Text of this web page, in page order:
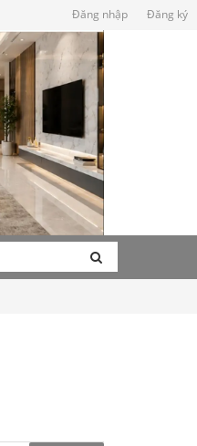
Đăng nhập Đăng ký